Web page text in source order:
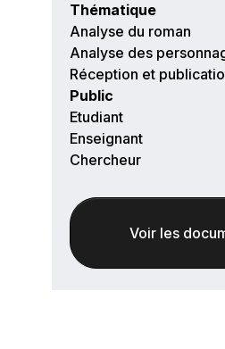
Thématique
Analyse du roman
Analyse des
Réception et
Public
Etudiant
Enseignant
Chercheur
Voir les